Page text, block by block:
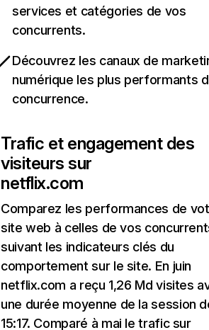
services et catégories de vos
concurrents.
Découvrez les canaux de
numérique les plus performants
concurrence.
Trafic et engagement des
visiteurs sur
netflix.com
Comparez les performances de
site web à celles de vos
suivant les indicateurs clés du
comportement sur le site. En juin
netflix.com a reçu 1,26 Md visites
une durée moyenne de la session
15:17. Comparé à mai le trafic sur